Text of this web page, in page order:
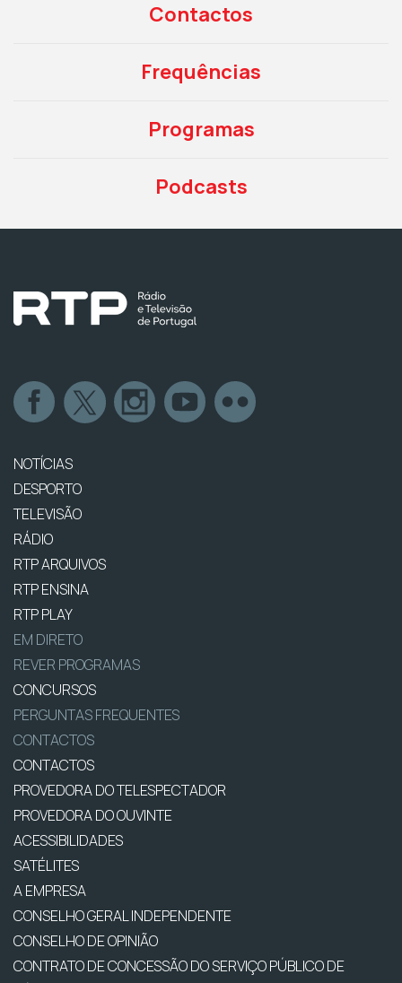
Contactos
Frequências
Programas
Podcasts
NOTÍCIAS
DESPORTO
TELEVISÃO
RÁDIO
RTP ARQUIVOS
RTP ENSINA
RTP PLAY
EM DIRETO
REVER PROGRAMAS
CONCURSOS
PERGUNTAS FREQUENTES
CONTACTOS
CONTACTOS
PROVEDORA DO TELESPECTADOR
PROVEDORA DO OUVINTE
ACESSIBILIDADES
SATÉLITES
A EMPRESA
CONSELHO GERAL INDEPENDENTE
CONSELHO DE OPINIÃO
CONTRATO DE CONCESSÃO DO SERVIÇO PÚBLICO DE